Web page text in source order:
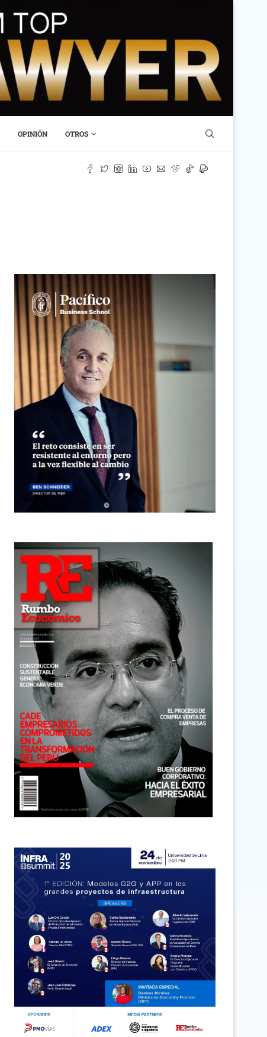
OPINIÓN OTROS